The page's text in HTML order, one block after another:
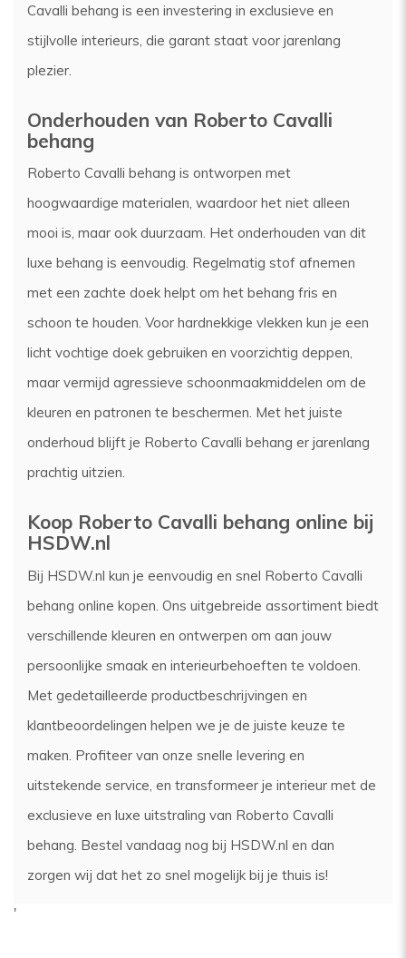
Cavalli behang is een investering in exclusieve en
stijlvolle interieurs, die garant staat voor jarenlang
plezier.
Onderhouden van Roberto Cavalli
behang
Roberto Cavalli behang is ontworpen met
hoogwaardige materialen, waardoor het niet alleen
mooi is, maar ook duurzaam. Het onderhouden van dit
luxe behang is eenvoudig. Regelmatig stof afnemen
met een zachte doek helpt om het behang fris en
schoon te houden. Voor hardnekkige vlekken kun je een
licht vochtige doek gebruiken en voorzichtig deppen,
maar vermijd agressieve schoonmaakmiddelen om de
kleuren en patronen te beschermen. Met het juiste
onderhoud blijft je Roberto Cavalli behang er jarenlang
prachtig uitzien.
Koop Roberto Cavalli behang online bij
HSDW.nl
Bij HSDW.nl kun je eenvoudig en snel Roberto Cavalli
behang online kopen. Ons uitgebreide assortiment biedt
verschillende kleuren en ontwerpen om aan jouw
persoonlijke smaak en interieurbehoeften te voldoen.
Met gedetailleerde productbeschrijvingen en
klantbeoordelingen helpen we je de juiste keuze te
maken. Profiteer van onze snelle levering en
uitstekende service, en transformeer je interieur met de
exclusieve en luxe uitstraling van Roberto Cavalli
behang. Bestel vandaag nog bij HSDW.nl en dan
zorgen wij dat het zo snel mogelijk bij je thuis is!
'